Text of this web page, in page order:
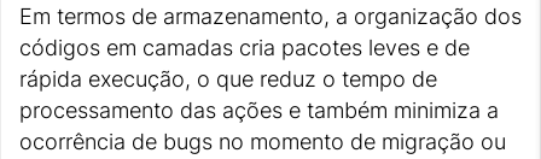
Em termos de armazenamento, a organização dos
códigos em camadas cria pacotes leves e de
rápida execução, o que reduz o tempo de
processamento das ações e também minimiza a
ocorrência de bugs no momento de migração ou